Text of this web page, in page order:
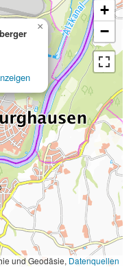
×
+
−
und Geodäsie, Datenquellen